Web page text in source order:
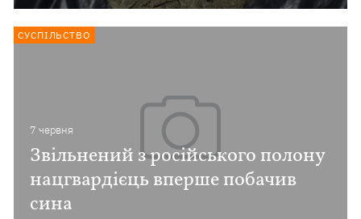
7 червня
Звільнений з російського полону
нацгвардієць вперше побачив
сина
СУСПІЛЬСТВО